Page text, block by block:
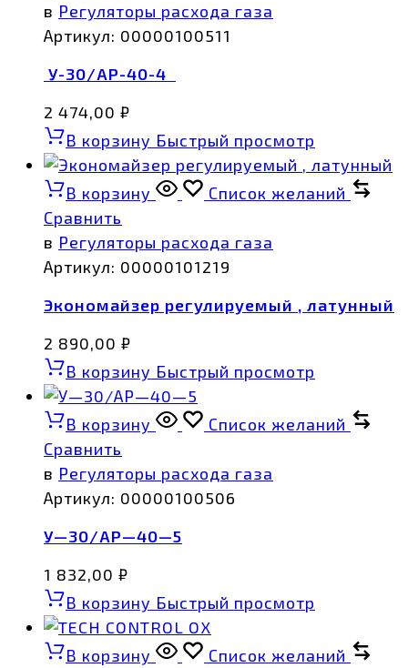
в Регуляторы расхода газа
Артикул: 00000100511
У-30/АР-40-4
2 474,00 ₽
В корзину Быстрый просмотр
В корзину
Список желаний
Сравнить
в Регуляторы расхода газа
Артикул: 00000101219
Экономайзер регулируемый , латунный
2 890,00 ₽
В корзину Быстрый просмотр
В корзину
Список желаний
Сравнить
в Регуляторы расхода газа
Артикул: 00000100506
У—30/АР—40—5
1 832,00 ₽
В корзину Быстрый просмотр
В корзину
Список желаний